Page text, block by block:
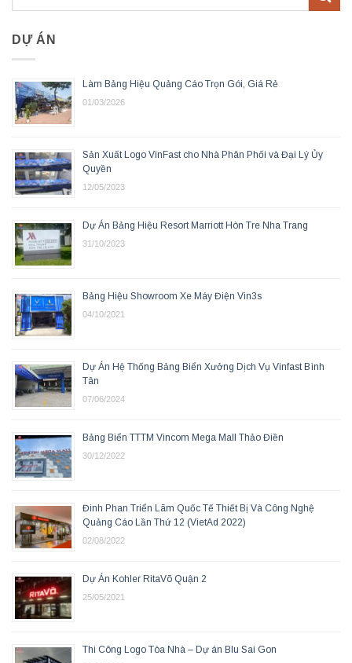
DỰ ÁN
Làm Bảng Hiệu Quảng Cáo Trọn Gói, Giá Rẻ
01/03/2026
Sản Xuất Logo VinFast cho Nhà Phân Phối và Đại Lý Ủy
Quyền
12/05/2023
Dự Án Bảng Hiệu Resort Marriott Hòn Tre Nha Trang
31/10/2023
Bảng Hiệu Showroom Xe Máy Điện Vin3s
04/10/2021
Dự Án Hệ Thống Bảng Biển Xưởng Dịch Vụ Vinfast Bình
Tân
07/06/2024
Bảng Biển TTTM Vincom Mega Mall Thảo Điền
30/12/2022
Đinh Phan Triển Lãm Quốc Tế Thiết Bị Và Công Nghệ
Quảng Cáo Lần Thứ 12 (VietAd 2022)
02/08/2022
Dự Án Kohler RitaVõ Quận 2
25/05/2021
Thi Công Logo Tòa Nhà – Dự án Blu Sai Gon